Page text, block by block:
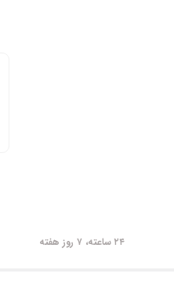
۲۴ ساعته، ۷ روز هفته